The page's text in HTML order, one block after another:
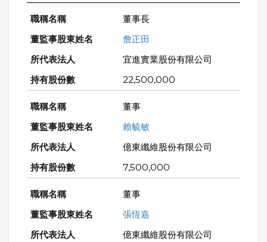
董事長
詹正田
宜進實業股份有限公司
22,500,000
董事
賴毓敏
億東纖維股份有限公司
7,500,000
董事
張恆嘉
億東纖維股份有限公司